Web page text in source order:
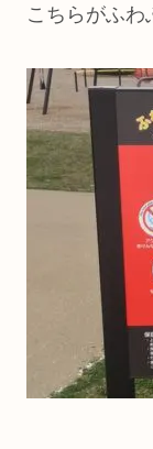
こちらがふわ